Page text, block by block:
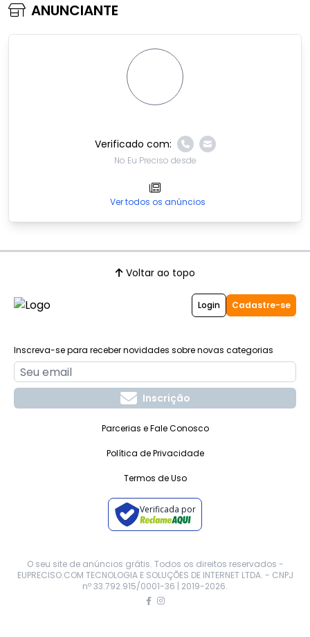
ANUNCIANTE
Verificado com:
No Eu Preciso desde
Ver todos os anúncios
Voltar ao topo
Login Cadastre-se
Inscreva-se para receber novidades sobre novas categorias
Inscrição
Parcerias e Fale Conosco
Política de Privacidade
Termos de Uso
Verificada por
O seu site de anúncios grátis. Todos os direitos reservados -
EUPRECISO.COM TECNOLOGIA E SOLUÇÕES DE INTERNET LTDA. - CNPJ
nº 33.792.915/0001-36 | 2019-2026.